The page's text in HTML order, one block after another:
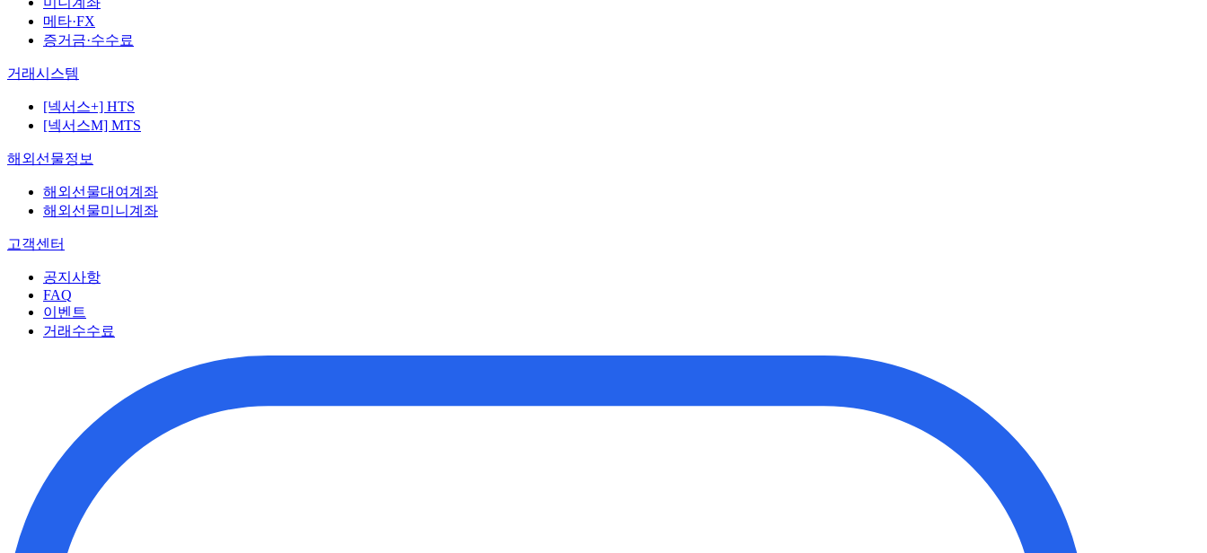
메타·FX
증거금·수수료
거래시스템
[넥서스+] HTS
[넥서스M] MTS
해외선물정보
해외선물대여계좌
해외선물미니계좌
고객센터
공지사항
FAQ
이벤트
거래수수료